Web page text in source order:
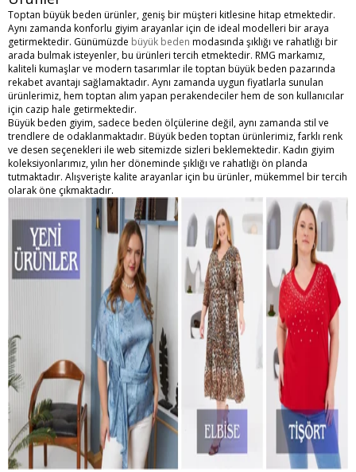
Toptan büyük beden ürünler, geniş bir müşteri kitlesine hitap etmektedir.
Aynı zamanda konforlu giyim arayanlar için de ideal modelleri bir araya
getirmektedir. Günümüzde büyük beden modasında şıklığı ve rahatlığı bir
arada bulmak isteyenler, bu ürünleri tercih etmektedir. RMG markamız,
kaliteli kumaşlar ve modern tasarımlar ile toptan büyük beden pazarında
rekabet avantajı sağlamaktadır. Aynı zamanda uygun fiyatlarla sunulan
ürünlerimiz, hem toptan alım yapan perakendeciler hem de son kullanıcılar
için cazip hale getirmektedir.
Büyük beden giyim, sadece beden ölçülerine değil, aynı zamanda stil ve
trendlere de odaklanmaktadır. Büyük beden toptan ürünlerimiz, farklı renk
ve desen seçenekleri ile web sitemizde sizleri beklemektedir. Kadın giyim
koleksiyonlarımız, yılın her döneminde şıklığı ve rahatlığı ön planda
tutmaktadır. Alışverişte kalite arayanlar için bu ürünler, mükemmel bir tercih
olarak öne çıkmaktadır.